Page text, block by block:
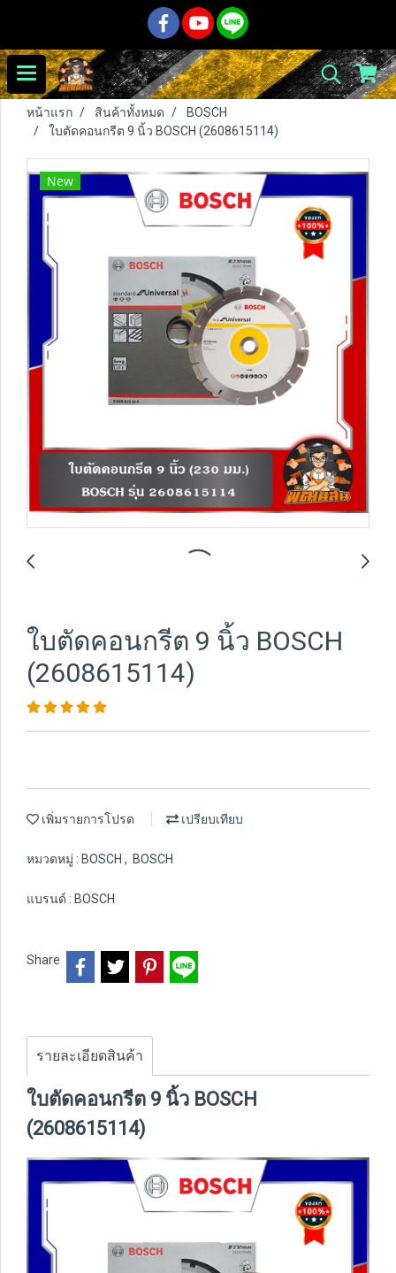
หน้าแรก สินค้าทั้งหมด
BOSCH
ใบตัดคอนกรีต 9 นิ้ว BOSCH (2608615114)
New
ใบตัดคอนกรีต 9 นิ้ว BOSCH
(2608615114)
เพิ่มรายการโปรด เปรียบเทียบ
หมวดหมู่ : BOSCH , BOSCH
แบรนด์ : BOSCH
Share
รายละเอียดสินค้า
ใบตัดคอนกรีต 9 นิ้ว BOSCH
(2608615114)